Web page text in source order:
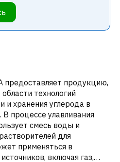
предоставляет продукцию,
технологий
и хранения углерода в
процессе улавливания
смесь воды и
для
применяться в
включая газ,